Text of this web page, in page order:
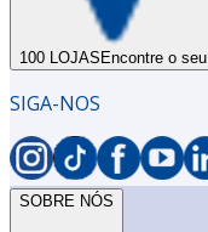
100 LOJAS Encontre o seu
SIGA-NOS
SOBRE NÓS